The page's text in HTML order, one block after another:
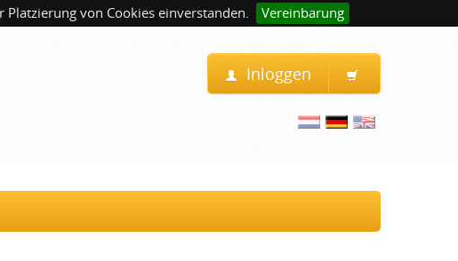
Platzierung von Cookies einverstanden. Vereinbarung
Inloggen